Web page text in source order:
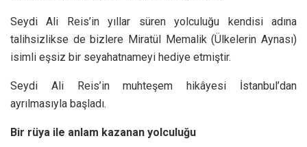
Seydi Ali Reis’in yıllar süren yolculuğu kendisi adına
talihsizlikse de bizlere Miratül Memalik (Ülkelerin Aynası)
isimli eşsiz bir seyahatnameyi hediye etmiştir.
Seydi Ali Reis’in muhteşem hikâyesi İstanbul’dan
ayrılmasıyla başladı.
Bir rüya ile anlam kazanan yolculuğu